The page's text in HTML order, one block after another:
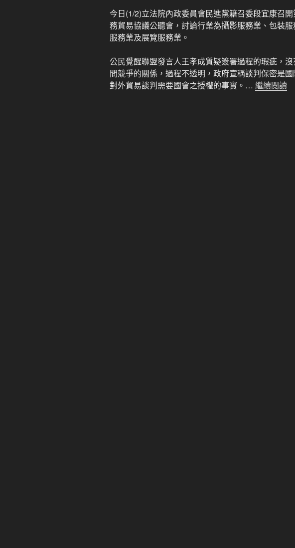
今日(1/2)立法院內政委員會民進黨籍召委段宜康召
務貿易協議公聽會，討論行業為攝影服務業、包裝
服務業及展覽服務業。
公民覺醒聯盟發言人王孝成質疑簽署過程的瑕疵，
間競爭的關係，過程不透明，政府宣稱談判保密是
對外貿易談判需要國會之授權的事實。… 繼續閱讀